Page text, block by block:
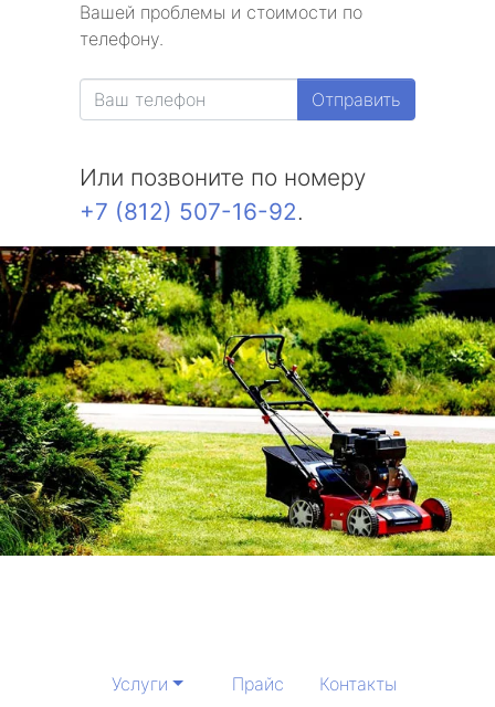
Вашей проблемы и стоимости по
телефону.
Отправить
Или позвоните по номеру
+7 (812) 507-16-92.
Услуги Прайс Контакты